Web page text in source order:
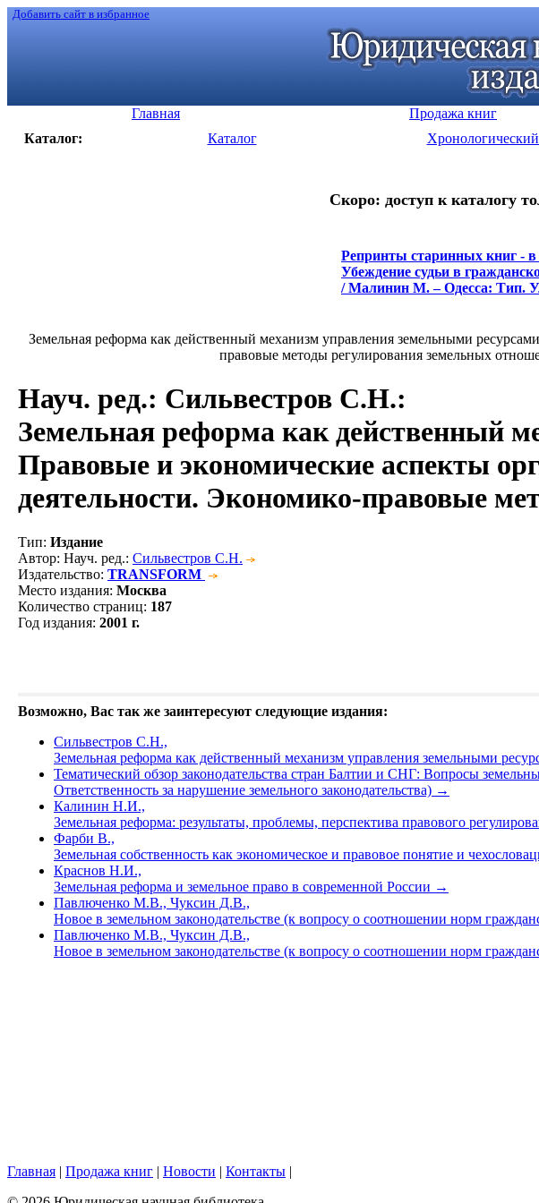
Добавить сайт в избранное
Главная Продажа книг
Каталог:
Каталог
Скоро: доступ к каталогу
Репринты старинных книг -
Убеждение судьи в
/ Малинин М. – Одесса: Тип.
Земельная реформа как действенный механизм управления земельными
правовые методы регулирования земельных
Науч. ред.: Сильвестров С.Н.:
Земельная реформа как действенный
Правовые и экономические аспекты
деятельности. Экономико-правовые
Тип: Издание
Автор: Науч. ред.: Сильвестров С.Н.
Издательство: TRANSFORM
Место издания: Москва
Количество страниц: 187
Год издания: 2001 г.
Возможно, Вас так же заинтересуют следующие издания:
Сильвестров С.Н.,
Земельная реформа как действенный механизм управления земельными
Тематический обзор законодательства стран Балтии и СНГ: Вопросы
Ответственность за нарушение земельного законодательства) →
Калинин Н.И.,
Земельная реформа: результаты, проблемы, перспектива правового
Фарби В.,
Земельная собственность как экономическое и правовое понятие и
Краснов Н.И.,
Земельная реформа и земельное право в современной России →
Павлюченко М.В., Чуксин Д.В.,
Новое в земельном законодательстве (к вопросу о соотношении норм
Павлюченко М.В., Чуксин Д.В.,
Новое в земельном законодательстве (к вопросу о соотношении норм
Главная | Продажа книг | Новости | Контакты |